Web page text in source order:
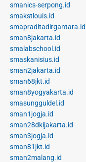
smanics-serpong.id
smakstlouis.id
smapraditadirgantara.id
sman8jakarta.id
smalabschool.id
smaskanisius.id
sman2jakarta.id
sman68jkt.id
sman8yogyakarta.id
smasungguldel.id
sman1jogja.id
sman28dkijakarta.id
sman3jogja.id
sman81jkt.id
sman2malang.id